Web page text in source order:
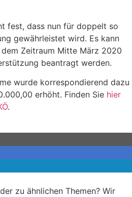
fest, dass nun für doppelt so
gewährleistet wird. Es kann
Zeitraum Mitte März 2020
beantragt werden.
wurde korrespondierend dazu
erhöht. Finden Sie hier
.
zu ähnlichen Themen? Wir